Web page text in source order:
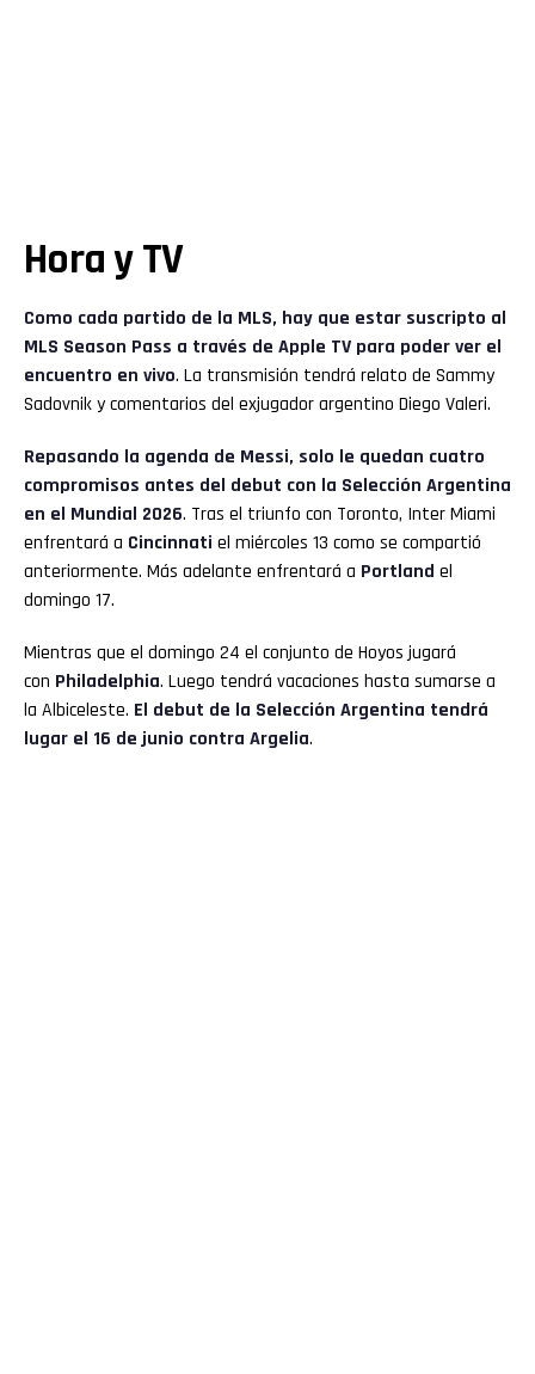
Hora y TV
Como cada partido de la MLS, hay que estar suscripto al
MLS Season Pass a través de Apple TV para poder ver el
encuentro en vivo. La transmisión tendrá relato de Sammy
Sadovnik y comentarios del exjugador argentino Diego Valeri.
Repasando la agenda de Messi, solo le quedan cuatro
compromisos antes del debut con la Selección Argentina
en el Mundial 2026. Tras el triunfo con Toronto, Inter Miami
enfrentará a Cincinnati el miércoles 13 como se compartió
anteriormente. Más adelante enfrentará a Portland el
domingo 17.
Mientras que el domingo 24 el conjunto de Hoyos jugará
con Philadelphia. Luego tendrá vacaciones hasta sumarse a
la Albiceleste. El debut de la Selección Argentina tendrá
lugar el 16 de junio contra Argelia.